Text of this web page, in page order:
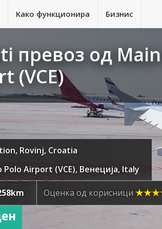
Како функционира Бизнис
превоз од
(VCE)
Rovinj, Croatia
Polo Airport (VCE), Венеција, Italy
Оценка од корисници